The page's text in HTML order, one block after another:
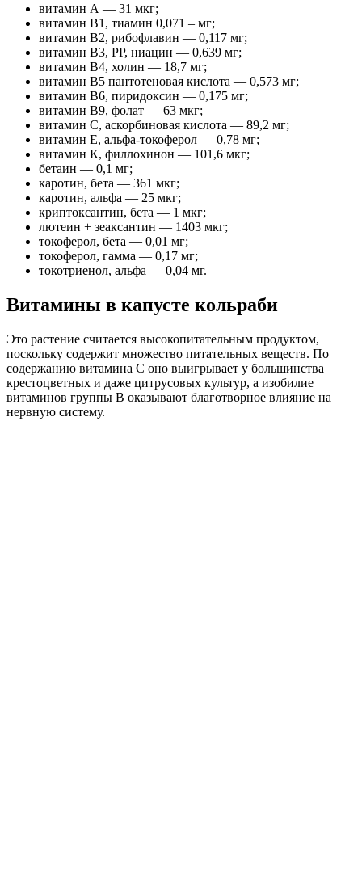
витамин А — 31 мкг;
витамин B1, тиамин 0,071 – мг;
витамин B2, рибофлавин — 0,117 мг;
витамин B3, PP, ниацин — 0,639 мг;
витамин B4, холин — 18,7 мг;
витамин B5 пантотеновая кислота — 0,573 мг;
витамин B6, пиридоксин — 0,175 мг;
витамин B9, фолат — 63 мкг;
витамин С, аскорбиновая кислота — 89,2 мг;
витамин Е, альфа-токоферол — 0,78 мг;
витамин К, филлохинон — 101,6 мкг;
бетаин — 0,1 мг;
каротин, бета — 361 мкг;
каротин, альфа — 25 мкг;
криптоксантин, бета — 1 мкг;
лютеин + зеаксантин — 1403 мкг;
токоферол, бета — 0,01 мг;
токоферол, гамма — 0,17 мг;
токотриенол, альфа — 0,04 мг.
Витамины в капусте кольраби
Это растение считается высокопитательным продуктом,
поскольку содержит множество питательных веществ. По
содержанию витамина С оно выигрывает у большинства
крестоцветных и даже цитрусовых культур, а изобилие
витаминов группы В оказывают благотворное влияние на
нервную систему.